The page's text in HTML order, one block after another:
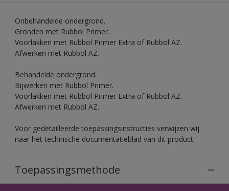
Onbehandelde ondergrond.
Gronden met Rubbol Primer.
Voorlakken met Rubbol Primer Extra of Rubbol AZ.
Afwerken met Rubbol AZ.
Behandelde ondergrond.
Bijwerken met Rubbol Primer.
Voorlakken met Rubbol Primer Extra of Rubbol AZ.
Afwerken met Rubbol AZ.
Voor gedetailleerde toepassingsinstructies verwijzen wij
naar het technische documentatieblad van dit product.
Toepassingsmethode